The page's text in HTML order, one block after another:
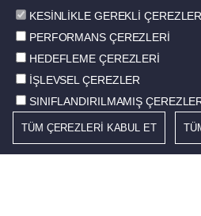
© 2026 STD. Tüm hakları saklıdır.
Çerez Politikası
Kullanım Koşulları
KESİNLİKLE GEREKLİ ÇEREZLER
PERFORMANS ÇEREZLERİ
HEDEFLEME ÇEREZLERİ
İŞLEVSEL ÇEREZLER
SINIFLANDIRILMAMIŞ
TÜM ÇEREZLERİ KABUL ET